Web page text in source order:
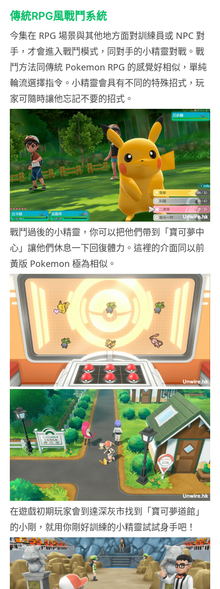
傳統RPG風戰鬥系統
今集在 RPG 場景與其他地方面對訓練員或 NPC 對
手，才會進入戰鬥模式，同對手的小精靈對戰。戰
鬥方法同傳統 Pokemon RPG 的感覺好相似，單純
輪流選擇指令。小精靈會具有不同的特殊招式，玩
家可隨時讓他忘記不要的招式。
戰鬥過後的小精靈，你可以把他們帶到「寶可夢中
心」讓他們休息一下回復體力。這裡的介面同以前
黃版 Pokemon 極為相似。
在遊戲初期玩家會到達深灰市找到「寶可夢道館」
的小剛，就用你剛好訓練的小精靈試試身手吧！